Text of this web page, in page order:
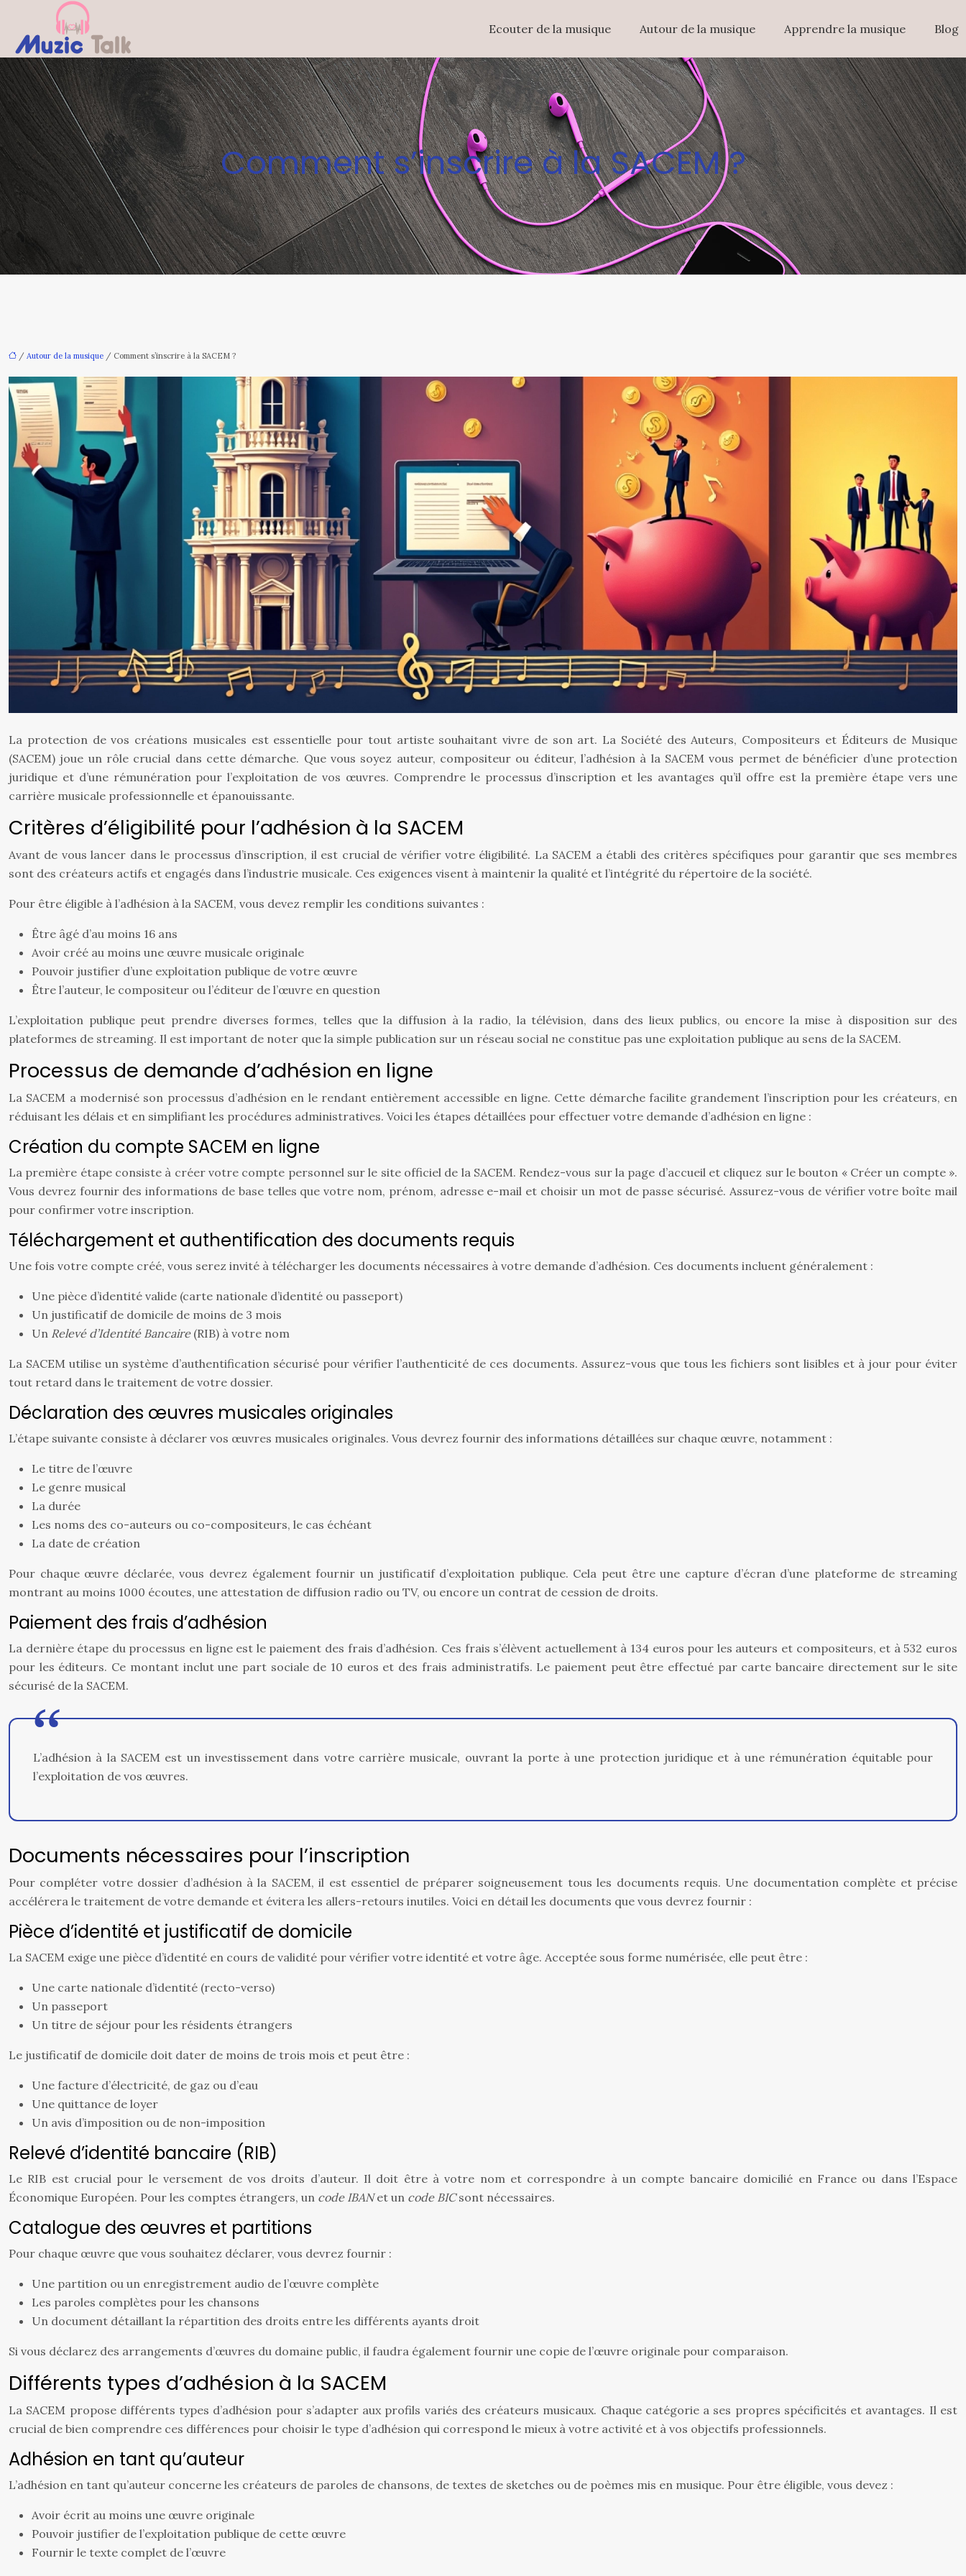
Ecouter de la musique Autour de la musique Apprendre la musique Blog
Comment s’inscrire à la SACEM ?
/ Autour de la musique / Comment s’inscrire à la SACEM ?
La protection de vos créations musicales est essentielle pour tout artiste souhaitant vivre de son art. La Société des Auteurs, Compositeurs et Éditeurs de Musique
(SACEM) joue un rôle crucial dans cette démarche. Que vous soyez auteur, compositeur ou éditeur, l’adhésion à la SACEM vous permet de bénéficier d’une protection
juridique et d’une rémunération pour l’exploitation de vos œuvres. Comprendre le processus d’inscription et les avantages qu’il offre est la première étape vers une
carrière musicale professionnelle et épanouissante.
Critères d’éligibilité pour l’adhésion à la SACEM
Avant de vous lancer dans le processus d’inscription, il est crucial de vérifier votre éligibilité. La SACEM a établi des critères spécifiques pour garantir que ses membres
sont des créateurs actifs et engagés dans l’industrie musicale. Ces exigences visent à maintenir la qualité et l’intégrité du répertoire de la société.
Pour être éligible à l’adhésion à la SACEM, vous devez remplir les conditions suivantes :
Être âgé d’au moins 16 ans
Avoir créé au moins une œuvre musicale originale
Pouvoir justifier d’une exploitation publique de votre œuvre
Être l’auteur, le compositeur ou l’éditeur de l’œuvre en question
L’exploitation publique peut prendre diverses formes, telles que la diffusion à la radio, la télévision, dans des lieux publics, ou encore la mise à disposition sur des
plateformes de streaming. Il est important de noter que la simple publication sur un réseau social ne constitue pas une exploitation publique au sens de la SACEM.
Processus de demande d’adhésion en ligne
La SACEM a modernisé son processus d’adhésion en le rendant entièrement accessible en ligne. Cette démarche facilite grandement l’inscription pour les créateurs, en
réduisant les délais et en simplifiant les procédures administratives. Voici les étapes détaillées pour effectuer votre demande d’adhésion en ligne :
Création du compte SACEM en ligne
La première étape consiste à créer votre compte personnel sur le site officiel de la SACEM. Rendez-vous sur la page d’accueil et cliquez sur le bouton « Créer un compte ».
Vous devrez fournir des informations de base telles que votre nom, prénom, adresse e-mail et choisir un mot de passe sécurisé. Assurez-vous de vérifier votre boîte mail
pour confirmer votre inscription.
Téléchargement et authentification des documents requis
Une fois votre compte créé, vous serez invité à télécharger les documents nécessaires à votre demande d’adhésion. Ces documents incluent généralement :
Une pièce d’identité valide (carte nationale d’identité ou passeport)
Un justificatif de domicile de moins de 3 mois
Un Relevé d’Identité Bancaire (RIB) à votre nom
La SACEM utilise un système d’authentification sécurisé pour vérifier l’authenticité de ces documents. Assurez-vous que tous les fichiers sont lisibles et à jour pour éviter
tout retard dans le traitement de votre dossier.
Déclaration des œuvres musicales originales
L’étape suivante consiste à déclarer vos œuvres musicales originales. Vous devrez fournir des informations détaillées sur chaque œuvre, notamment :
Le titre de l’œuvre
Le genre musical
La durée
Les noms des co-auteurs ou co-compositeurs, le cas échéant
La date de création
Pour chaque œuvre déclarée, vous devrez également fournir un justificatif d’exploitation publique. Cela peut être une capture d’écran d’une plateforme de streaming
montrant au moins 1000 écoutes, une attestation de diffusion radio ou TV, ou encore un contrat de cession de droits.
Paiement des frais d’adhésion
La dernière étape du processus en ligne est le paiement des frais d’adhésion. Ces frais s’élèvent actuellement à 134 euros pour les auteurs et compositeurs, et à 532 euros
pour les éditeurs. Ce montant inclut une part sociale de 10 euros et des frais administratifs. Le paiement peut être effectué par carte bancaire directement sur le site
sécurisé de la SACEM.
L’adhésion à la SACEM est un investissement dans votre carrière musicale, ouvrant la porte à une protection juridique et à une rémunération équitable pour
l’exploitation de vos œuvres.
Documents nécessaires pour l’inscription
Pour compléter votre dossier d’adhésion à la SACEM, il est essentiel de préparer soigneusement tous les documents requis. Une documentation complète et précise
accélérera le traitement de votre demande et évitera les allers-retours inutiles. Voici en détail les documents que vous devrez fournir :
Pièce d’identité et justificatif de domicile
La SACEM exige une pièce d’identité en cours de validité pour vérifier votre identité et votre âge. Acceptée sous forme numérisée, elle peut être :
Une carte nationale d’identité (recto-verso)
Un passeport
Un titre de séjour pour les résidents étrangers
Le justificatif de domicile doit dater de moins de trois mois et peut être :
Une facture d’électricité, de gaz ou d’eau
Une quittance de loyer
Un avis d’imposition ou de non-imposition
Relevé d’identité bancaire (RIB)
Le RIB est crucial pour le versement de vos droits d’auteur. Il doit être à votre nom et correspondre à un compte bancaire domicilié en France ou dans l’Espace
Économique Européen. Pour les comptes étrangers, un code IBANet un code BICsont nécessaires.
Catalogue des œuvres et partitions
Pour chaque œuvre que vous souhaitez déclarer, vous devrez fournir :
Une partition ou un enregistrement audio de l’œuvre complète
Les paroles complètes pour les chansons
Un document détaillant la répartition des droits entre les différents ayants droit
Si vous déclarez des arrangements d’œuvres du domaine public, il faudra également fournir une copie de l’œuvre originale pour comparaison.
Différents types d’adhésion à la SACEM
La SACEM propose différents types d’adhésion pour s’adapter aux profils variés des créateurs musicaux. Chaque catégorie a ses propres spécificités et avantages. Il est
crucial de bien comprendre ces différences pour choisir le type d’adhésion qui correspond le mieux à votre activité et à vos objectifs professionnels.
Adhésion en tant qu’auteur
L’adhésion en tant qu’auteur concerne les créateurs de paroles de chansons, de textes de sketches ou de poèmes mis en musique. Pour être éligible, vous devez :
Avoir écrit au moins une œuvre originale
Pouvoir justifier de l’exploitation publique de cette œuvre
Fournir le texte complet de l’œuvre